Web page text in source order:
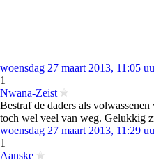
woensdag 27 maart 2013, 11:05
1
Nwana-Zeist
Bestraf de daders als
toch wel veel van weg. Gelukkig
woensdag 27 maart 2013, 11:29
1
Aanske